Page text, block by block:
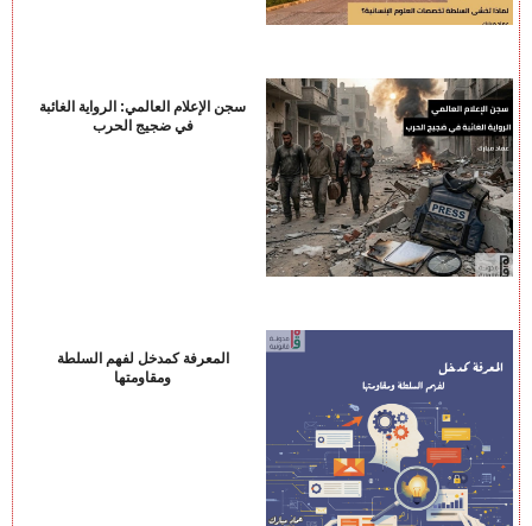
سجن الإعلام العالمي: الرواية الغائبة
في ضجيج الحرب
المعرفة كمدخل لفهم السلطة
ومقاومتها